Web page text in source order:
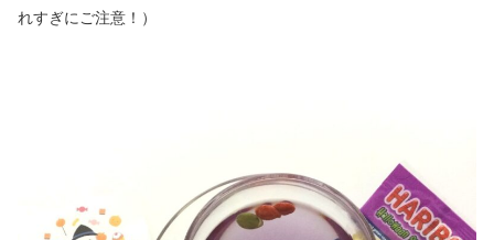
れすぎにご注意！）